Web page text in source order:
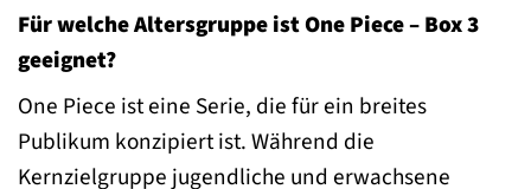
Für welche Altersgruppe ist One Piece – Box 3
geeignet?
One Piece ist eine Serie, die für ein breites
Publikum konzipiert ist. Während die
Kernzielgruppe jugendliche und erwachsene